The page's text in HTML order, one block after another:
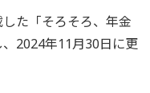
た「そろそろ、年金
2024年11月30日に更